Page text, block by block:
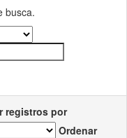
busca.
registros por
Ordenar